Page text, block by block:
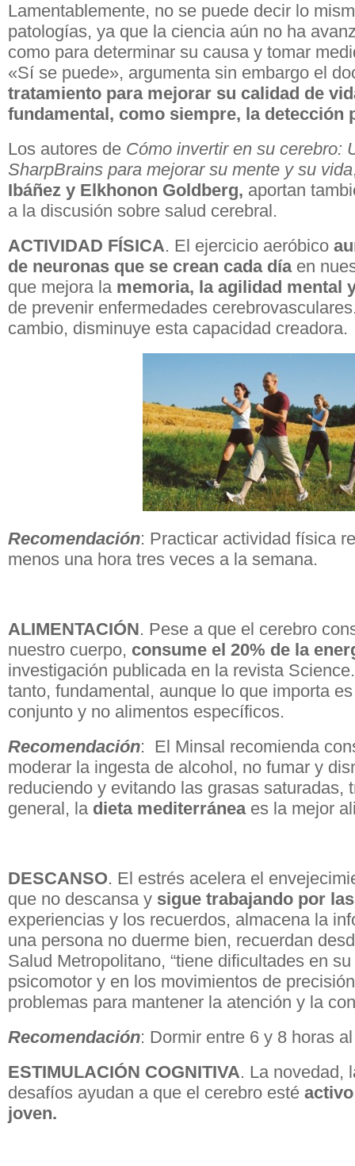
Lamentablemente, no se puede decir lo
patologías, ya que la ciencia aún no ha
como para determinar su causa y tomar
«Sí se puede», argumenta sin embargo el
tratamiento para mejorar su calidad de
fundamental, como siempre, la detección
Los autores de Cómo invertir en su cerebro:
SharpBrains para mejorar su mente y su vida
Ibáñez y Elkhonon Goldberg, aportan
a la discusión sobre salud cerebral.
ACTIVIDAD FÍSICA. El ejercicio aeróbico
de neuronas que se crean cada díaen
que mejora la memoria, la agilidad mental
de prevenir enfermedades
cambio, disminuye esta capacidad creadora.
Recomendación: Practicar actividad física
menos una hora tres veces a la semana.
ALIMENTACIÓN. Pese a que el cerebro
nuestro cuerpo, consume el 20% de la
investigación publicada en la revista
tanto, fundamental, aunque lo que importa
conjunto y no alimentos específicos.
Recomendación: El Minsal recomienda
moderar la ingesta de alcohol, no fumar y
reduciendo y evitando las grasas saturadas,
general, la dieta mediterráneaes la mejor
DESCANSO. El estrés acelera el
que no descansa y sigue trabajando por
experiencias y los recuerdos, almacena la
una persona no duerme bien, recuerdan
Salud Metropolitano, “tiene dificultades en
psicomotor y en los movimientos de
problemas para mantener la atención y la
Recomendación: Dormir entre 6 y 8 horas
ESTIMULACIÓN COGNITIVA. La novedad,
desafíos ayudan a que el cerebro esté
joven.